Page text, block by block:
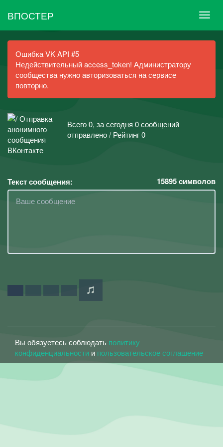
ВПОСТЕР
Ошибка VK API #5
Недействительный access_token! Администратору
сообщества нужно авторизоваться на сервисе
повторно.
Всего 0, за сегодня 0 сообщений
отправлено / Рейтинг 0
Текст сообщения: 15895символов
Вы обязуетесь соблюдать политику
конфиденциальности и пользовательское соглашение